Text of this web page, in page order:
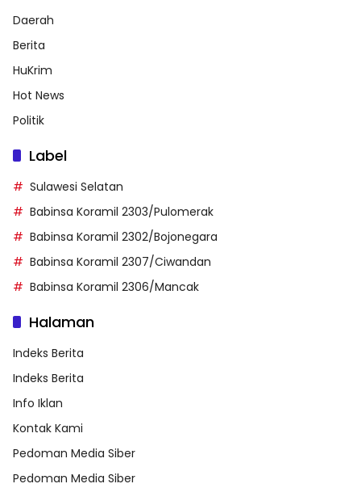
Daerah
Berita
HuKrim
Hot News
Politik
Label
Sulawesi Selatan
Babinsa Koramil 2303/Pulomerak
Babinsa Koramil 2302/Bojonegara
Babinsa Koramil 2307/Ciwandan
Babinsa Koramil 2306/Mancak
Halaman
Indeks Berita
Indeks Berita
Info Iklan
Kontak Kami
Pedoman Media Siber
Pedoman Media Siber